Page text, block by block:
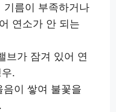
기름이 부족하거나
연소가 안 되는
브가 잠겨 있어 연
.
음이 쌓여 불꽃을